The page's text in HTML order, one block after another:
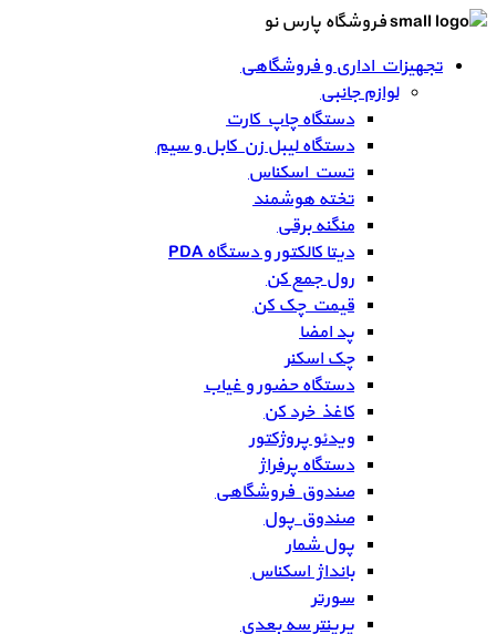
فروشگاه پارس نو
تجهیزات اداری و فروشگاهی
لوازم جانبی
دستگاه چاپ کارت
دستگاه لیبل زن کابل و سیم
تست اسکناس
تخته هوشمند
منگنه برقی
دیتا کالکتور و دستگاه PDA
رول جمع کن
قیمت چک کن
پد امضا
چک اسکنر
دستگاه حضور و غیاب
کاغذ خرد کن
ویدئو پروژکتور
دستگاه پرفراژ
صندوق فروشگاهی
صندوق پول
پول شمار
بانداژ اسکناس
سورتر
پرینتر سه بعدی